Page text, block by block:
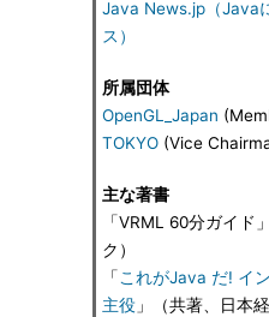
Java News.jp（Java
ス）
所属団体
OpenGL_Japan
TOKYO(Vice
主な著書
「VRML 60分ガイド
ク）
「 これがJava だ! イ
主役」（共著、日本経